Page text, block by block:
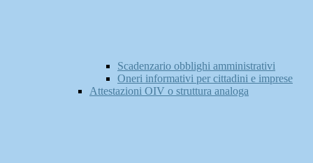
Scadenzario obblighi amministrativi
Oneri informativi per cittadini e imprese
Attestazioni OIV o struttura analoga